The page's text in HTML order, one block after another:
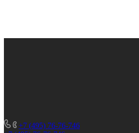
+7 (495) 76-76-746